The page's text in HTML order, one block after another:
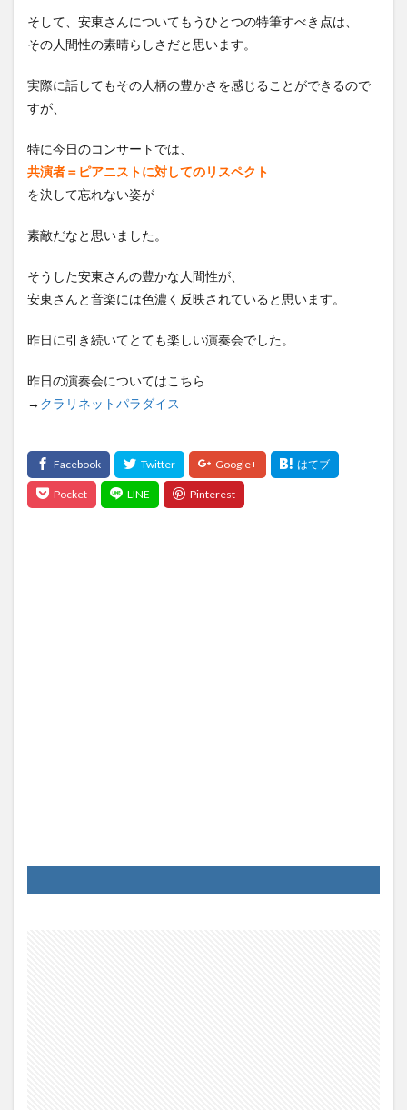
そして、安東さんについてもうひとつの特筆すべき点は、
その人間性の素晴らしさだと思います。
実際に話してもその人柄の豊かさを感じることができるので
すが、
特に今日のコンサートでは、
共演者＝ピアニストに対してのリスペクト
を決して忘れない姿が
素敵だなと思いました。
そうした安東さんの豊かな人間性が、
安東さんと音楽には色濃く反映されていると思います。
昨日に引き続いてとても楽しい演奏会でした。
昨日の演奏会についてはこちら
→ クラリネットパラダイス